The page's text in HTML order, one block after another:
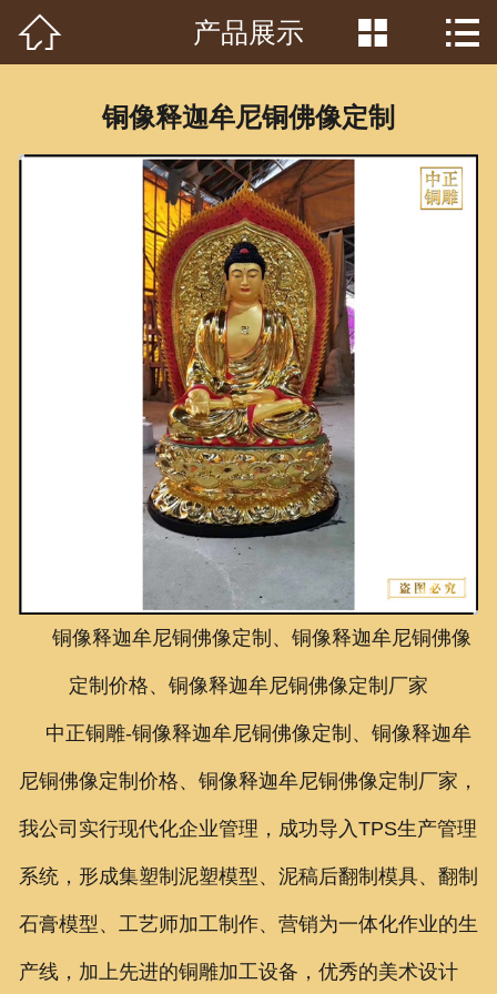
首页
产品中心
客户见证
常识问答
新闻资讯
荣誉资质
泥塑鉴赏
 产品展示  
铜像释迦牟尼铜佛像定制
铜像释迦牟尼铜佛像定制、铜像释迦牟尼铜佛像
定制价格、铜像释迦牟尼铜佛像定制厂家
中正铜雕-铜像释迦牟尼铜佛像定制、铜像释迦牟
尼铜佛像定制价格、铜像释迦牟尼铜佛像定制厂家 ，
我公司实行现代化企业管理，成功导入TPS生产管理
系统，形成集塑制泥塑模型、泥稿后翻制模具、翻制
石膏模型、工艺师加工制作、营销为一体化作业的生
产线，加上先进的铜雕加工设备，优秀的美术设计